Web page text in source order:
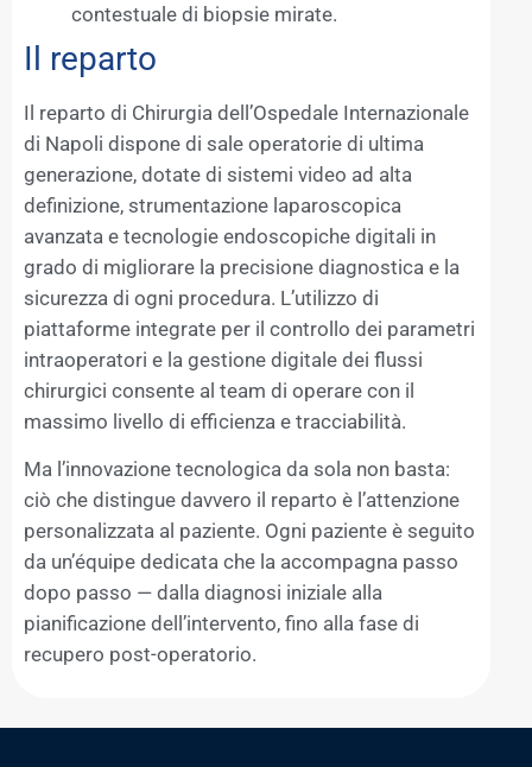
contestuale di biopsie mirate.
Il reparto
Il reparto di Chirurgia dell’Ospedale Internazionale
di Napoli dispone di sale operatorie di ultima
generazione, dotate di sistemi video ad alta
definizione, strumentazione laparoscopica
avanzata e tecnologie endoscopiche digitali in
grado di migliorare la precisione diagnostica e la
sicurezza di ogni procedura. L’utilizzo di
piattaforme integrate per il controllo dei parametri
intraoperatori e la gestione digitale dei flussi
chirurgici consente al team di operare con il
massimo livello di efficienza e tracciabilità.
Ma l’innovazione tecnologica da sola non basta:
ciò che distingue davvero il reparto è l’attenzione
personalizzata al paziente. Ogni paziente è seguito
da un’équipe dedicata che la accompagna passo
dopo passo — dalla diagnosi iniziale alla
pianificazione dell’intervento, fino alla fase di
recupero post-operatorio.